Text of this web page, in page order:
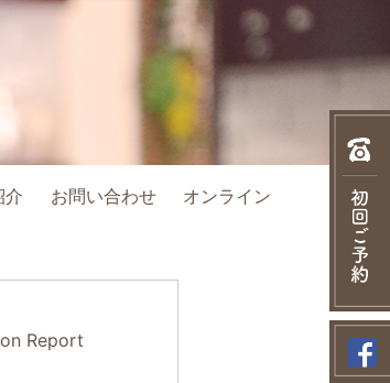
介 お問い合わせ オンライン
Report